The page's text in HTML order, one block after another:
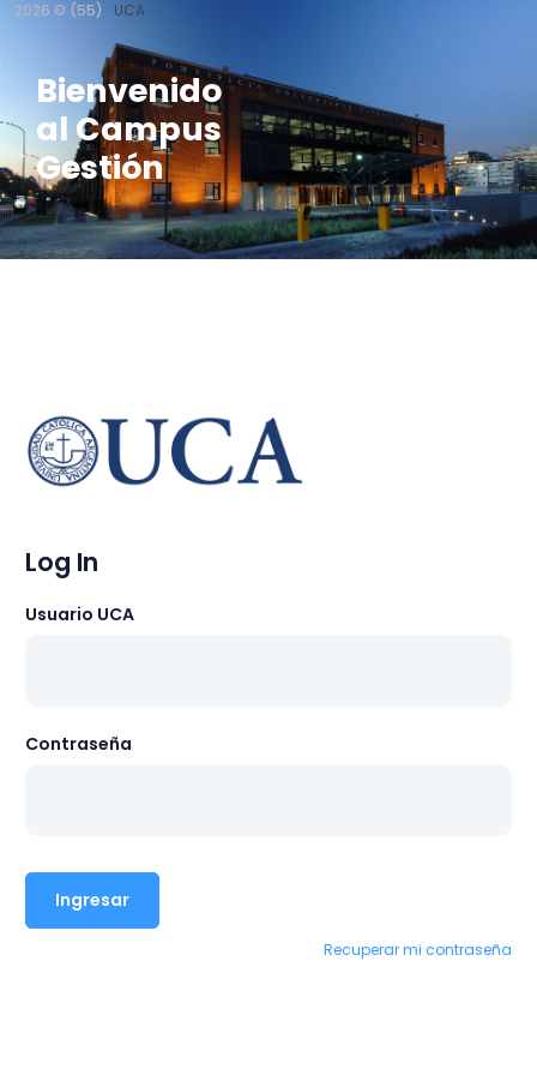
Log In
Usuario UCA
Contraseña
Ingresar
Recuperar mi contraseña
2026 © (55) UCA
Bienvenido
al Campus
Gestión